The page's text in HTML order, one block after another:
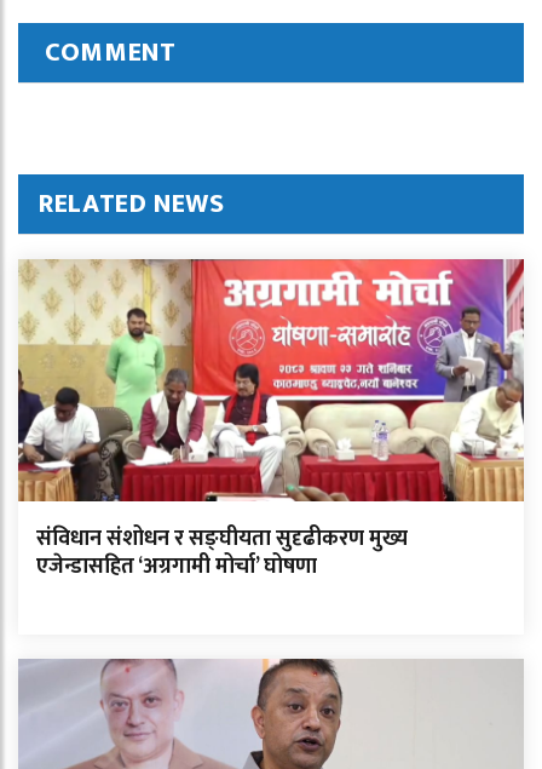
COMMENT
RELATED NEWS
संविधान संशोधन र सङ्घीयता सुदृढीकरण मुख्य
एजेन्डासहित ‘अग्रगामी मोर्चा’ घोषणा